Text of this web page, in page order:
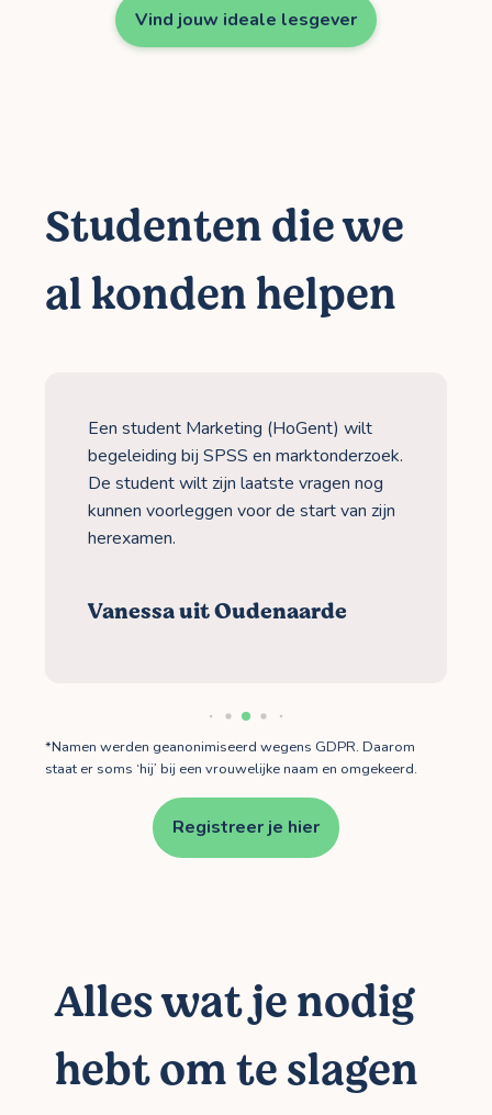
Vind jouw ideale lesgever
Studenten die we
al konden helpen
Een student Marketing (HoGent) wilt
begeleiding bij SPSS en marktonderzoek.
De student wilt zijn laatste vragen nog
kunnen voorleggen voor de start van zijn
herexamen.
Vanessa uit Oudenaarde
*Namen werden geanonimiseerd wegens GDPR. Daarom
staat er soms ‘hij’ bij een vrouwelijke naam en omgekeerd.
Registreer je hier
Alles wat je nodig
hebt om te slagen